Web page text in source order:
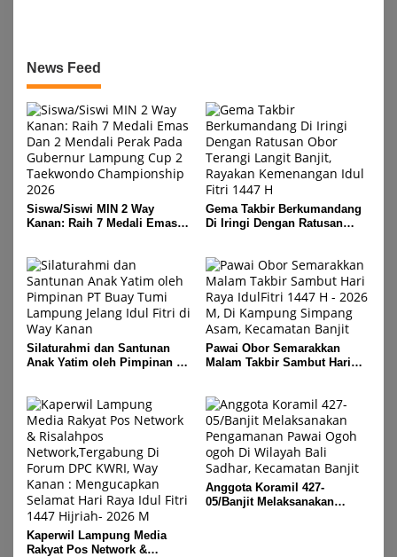
Raya Idul Fitri 1447 Hijriah-
2026 M
News Feed
Siswa/Siswi MIN 2 Way
Kanan: Raih 7 Medali Emas
Taekwondo Championship
2026
Gema Takbir Berkumandang
Di Iringi Dengan Ratusan
Fitri 1447 H
Silaturahmi dan Santunan
Anak Yatim oleh Pimpinan PT
Pawai Obor Semarakkan
Malam Takbir Sambut Hari
Asam, Kecamatan Banjit
Kaperwil Lampung Media
Rakyat Pos Network &
Anggota Koramil 427-
05/Banjit Melaksanakan